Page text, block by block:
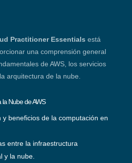
Practitioner Essentials está
una comprensión general
de AWS, los servicios
arquitectura de la nube.
la Nube de AWS
y beneficios de la computación en
entre la infraestructura
y la nube.